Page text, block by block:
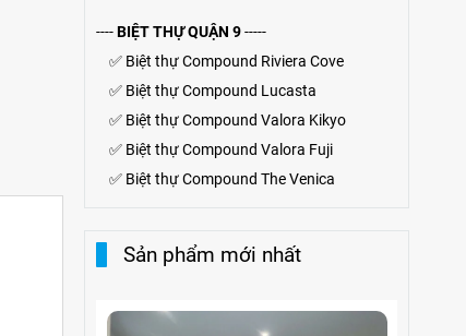
----BIỆT THỰ QUẬN 9-----
✅ Biệt thự Compound Riviera Cove
✅ Biệt thựCompound Lucasta
✅ Biệt thựCompound Valora Kikyo
✅ Biệt thự Compound Valora Fuji
✅ Biệt thự Compound The Venica
Sản phẩm mới nhất